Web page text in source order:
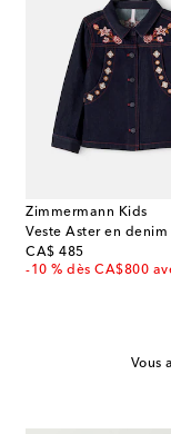
Zimmermann Kids
CA$ 485
original price
-10 % dès CA$800
Vous